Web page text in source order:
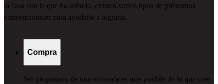
la casa con la que ha soñado, existen varios tipos de préstamos
convencionales para ayudarle a lograrlo.
Compra
Ser propietario de una vivienda es más posible de lo que cree.